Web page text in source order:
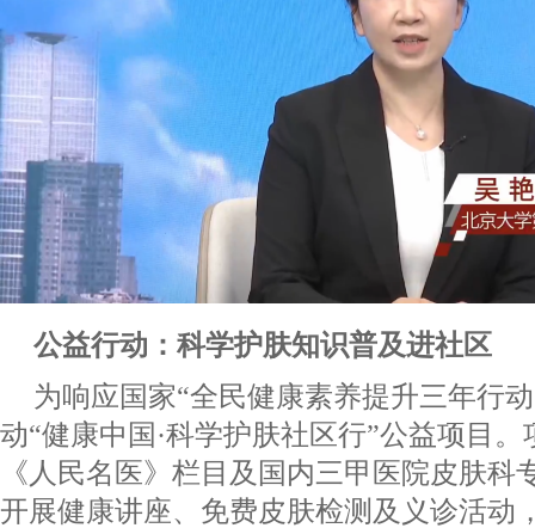
公益行动：科学护肤知识普及进社区
为响应国家“全民健康素养提升三年行
动“健康中国·科学护肤社区行”公益项目
《人民名医》栏目及国内三甲医院皮肤科
开展健康讲座、免费皮肤检测及义诊活动